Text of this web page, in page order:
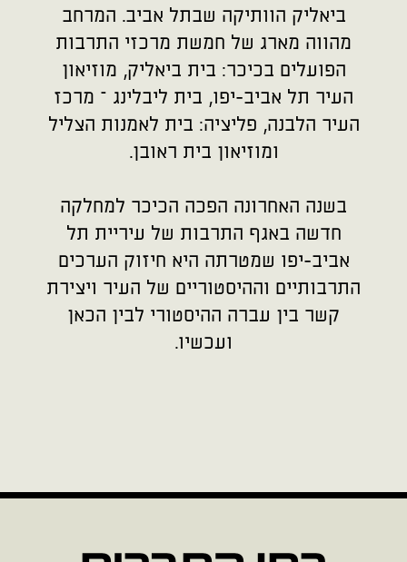
ביאליק הוותיקה שבתל אביב. המרחב
מהווה מארג של חמשת מרכזי התרבות
הפועלים בכיכר: בית ביאליק, מוזיאון
העיר תל אביב-יפו, בית ליבלינג – מרכז
העיר הלבנה, פליציה: בית לאמנות הצליל
ומוזיאון בית ראובן.
בשנה האחרונה הפכה הכיכר למחלקה
חדשה באגף התרבות של עיריית תל
אביב-יפו שמטרתה היא חיזוק הערכים
התרבותיים וההיסטוריים של העיר ויצירת
קשר בין עברה ההיסטורי לבין הכאן
ועכשיו.